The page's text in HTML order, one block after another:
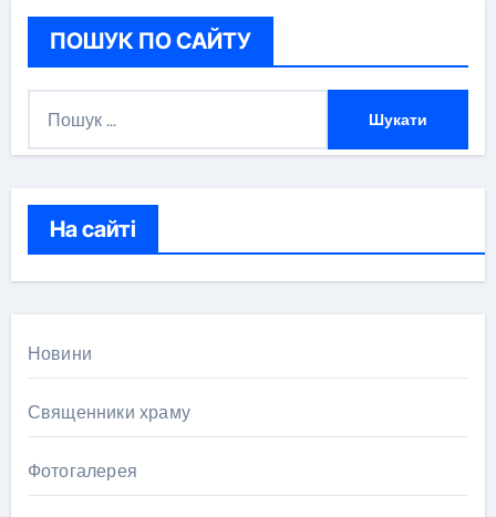
ПОШУК ПО САЙТУ
:
На сайті
Новини
Священники храму
Фотогалерея